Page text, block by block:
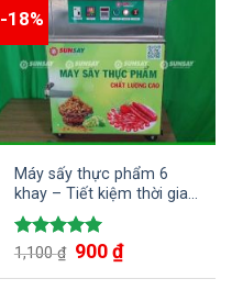
-18%
Máy sấy thực phẩm 6
khay – Tiết kiệm thời gian
chi phí
Được xếp
1,100₫ 900₫